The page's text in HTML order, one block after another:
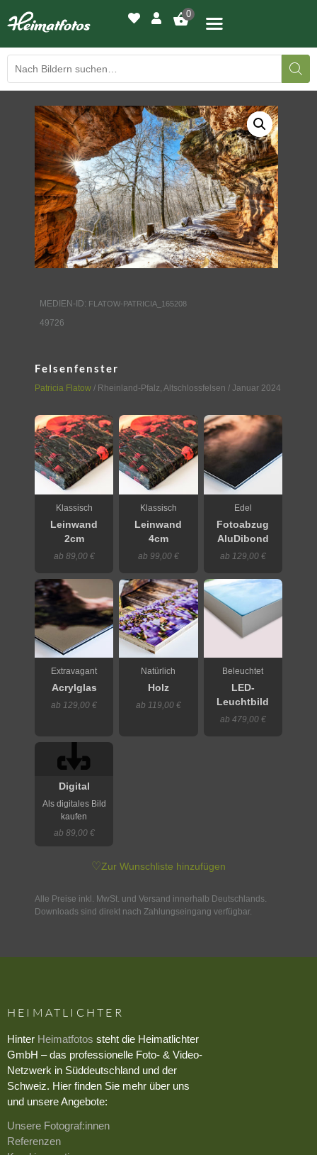
0
BILDERGALERIE
DRUCKQUALITÄTEN
LED-LEUCHTBILDER
WIR DRUCKEN IHR BILD
AUSSTELLUNGEN
KONTAKT
MEDIEN-ID: FLATOW-PATRICIA_165208
49726
Felsenfenster
Patricia Flatow / Rheinland-Pfalz, Altschlossfelsen / Januar 2024
Klassisch
Leinwand
2cm
ab 89,00 €
Klassisch
Leinwand
4cm
ab 99,00 €
Edel
Fotoabzug
AluDibond
ab 129,00 €
Extravagant
Acrylglas
ab 129,00 €
Natürlich
Holz
ab 119,00 €
Beleuchtet
LED-
Leuchtbild
ab 479,00 €
Digital
Als digitales Bild
kaufen
ab 89,00 €
♡Zur Wunschliste hinzufügen
Alle Preise inkl. MwSt. und Versand innerhalb Deutschlands.
Downloads sind direkt nach Zahlungseingang verfügbar.
HEIMATLICHTER
Hinter Heimatfotos steht die Heimatlichter
GmbH – das professionelle Foto- & Video-
Netzwerk in Süddeutschland und der
Schweiz. Hier finden Sie mehr über uns
und unsere Angebote:
Unsere Fotograf:innen
Referenzen